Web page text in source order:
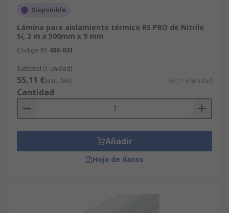
Disponible
Lámina para aislamiento térmico RS PRO de Nitrilo
Sí, 2 m x 500mm x 9 mm
Código RS 486-031
Subtotal (1 unidad)
55,11 €(exc. IVA) 55,11 €/unidad
Cantidad
Añadir
Hoja de datos